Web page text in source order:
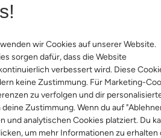
wir Cookies auf unserer Website.
sorgen dafür, dass die Website
verbessert wird. Diese
keine Zustimmung. Für Marketing-
zu verfolgen und dir
Zustimmung. Wenn du auf
und analytischen Cookies platziert. Du
um mehr Informationen zu erhalten